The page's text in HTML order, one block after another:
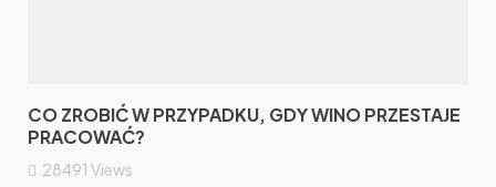
CO ZROBIĆ W PRZYPADKU, GDY WINO PRZESTAJE
PRACOWAĆ?
28491 Views